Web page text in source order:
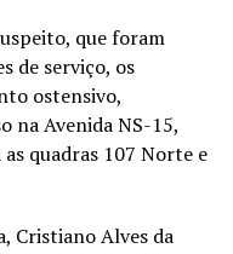
que foram
de serviço, os
ostensivo,
na Avenida NS-15,
quadras 107 Norte e
Cristiano Alves da